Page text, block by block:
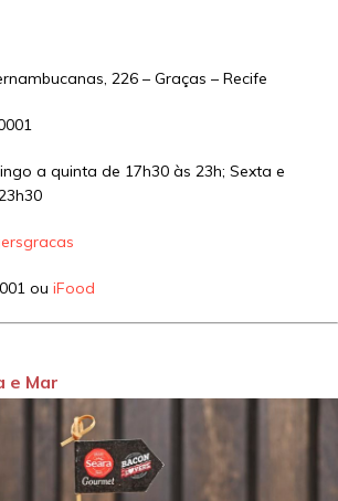
226 – Graças – Recife
a quinta de 17h30 às 23h; Sexta e
ou iFood
e Mar